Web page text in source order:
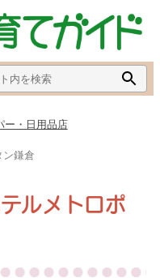
ー・日用品店
鎌倉
ルメトロポ